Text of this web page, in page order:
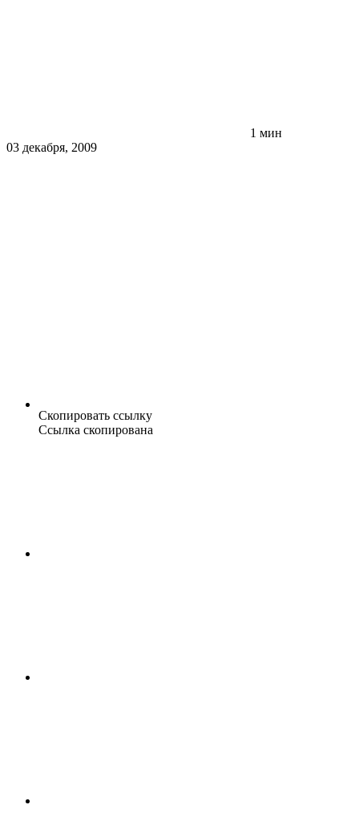
1 мин
03 декабря, 2009
Скопировать ссылку
Ссылка скопирована